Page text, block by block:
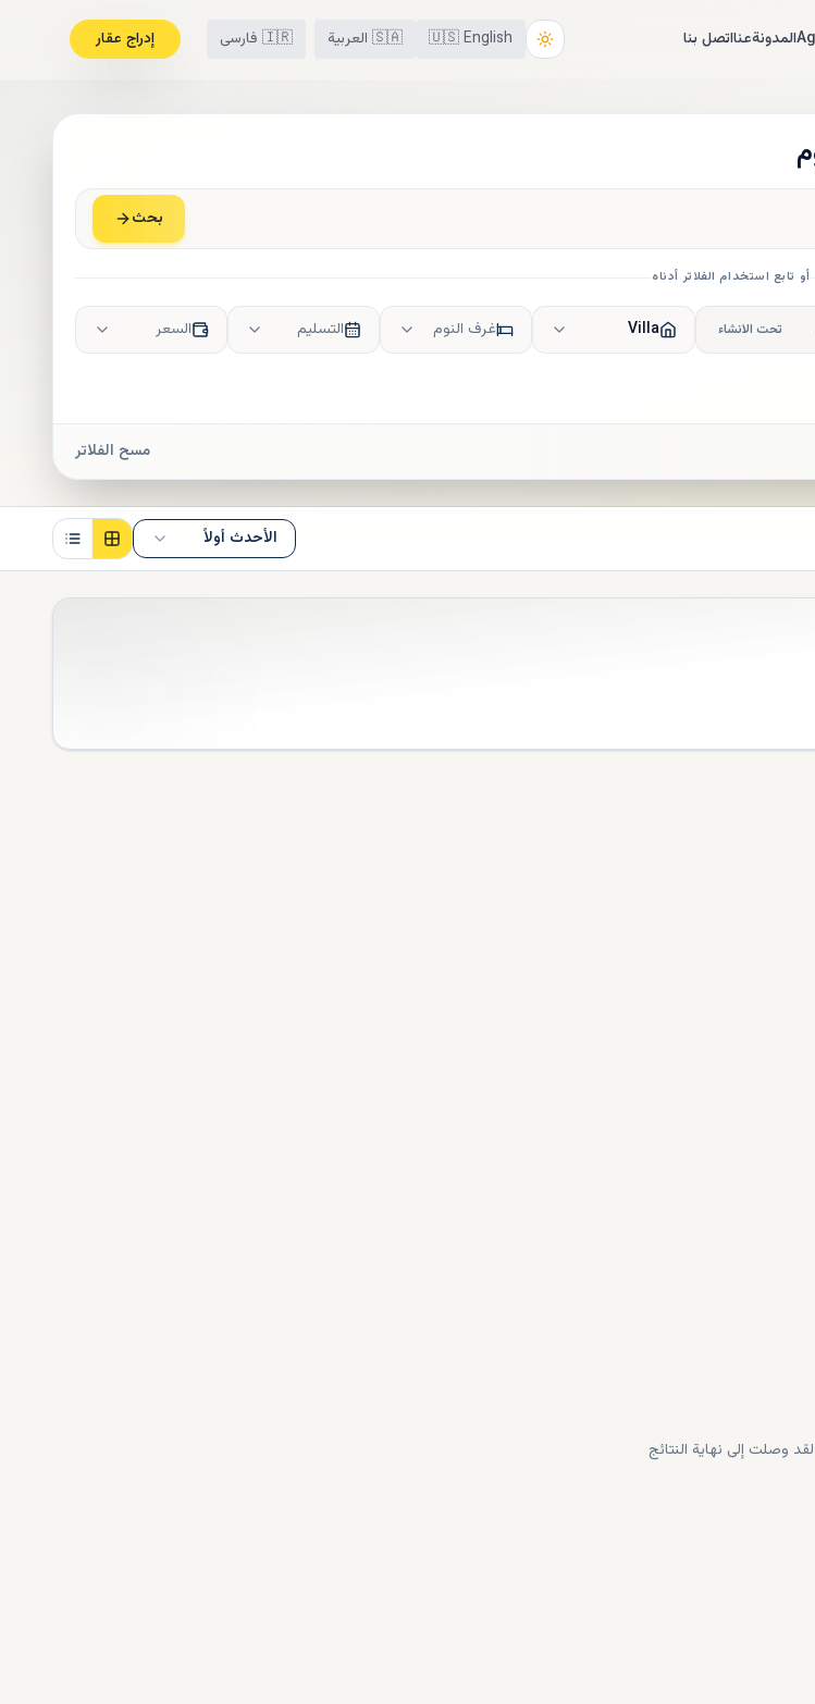
المدونةعنااتصل بنا 🇺🇸English
🇸🇦 العربية 🇮🇷 فارسی إدراج عقار
بحث
أو تابع استخدام الفلاتر أدناه
تحت الانشاء Villa غرف النوم التسليم
السعر
مسح الفلاتر
الأحدث أولاً
لقد وصلت إلى نهاية النتائج